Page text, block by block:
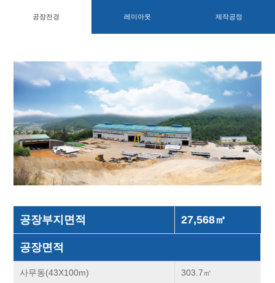
공장전경 레이아웃 제작공정
공장부지면적 27,568㎡
공장면적
사무동(43X100m) 303.7㎡